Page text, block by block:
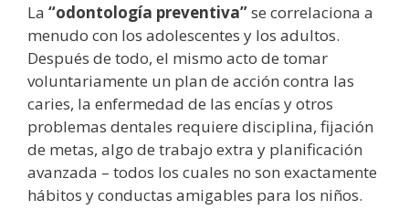
La “odontología preventiva”se correlaciona a
menudo con los adolescentes y los adultos.
Después de todo, el mismo acto de tomar
voluntariamente un plan de acción contra las
caries, la enfermedad de las encías y otros
problemas dentales requiere disciplina, fijación
de metas, algo de trabajo extra y planificación
avanzada – todos los cuales no son exactamente
hábitos y conductas amigables para los niños.